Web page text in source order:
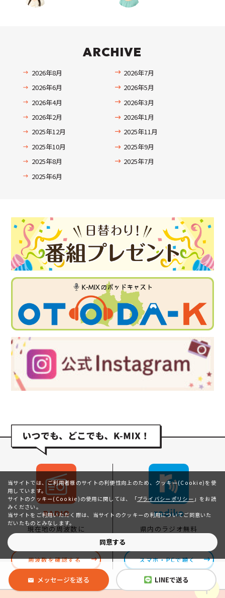
ARCHIVE
2026年8月
2026年7月
2026年6月
2026年5月
2026年4月
2026年3月
2026年2月
2026年1月
2025年12月
2025年11月
2025年10月
2025年9月
2025年8月
2025年7月
2025年6月
メッセージを送る LINEで送る
現在地の周波数に
周波数を確認する
県内のラジオ無料
スマホ・PCで聴く
当サイトでは、ご利用者様のサイトの利便性向上のため、クッキー(Cookie)を使
用しています。
サイトのクッキー(Cookie)の使用に関しては、
「プライバシーポリシー 」をお読
みください。
当サイトをご利用いただく際は、当サイトのクッキーの利用についてご同意いた
だいたものとみなします。
同意する